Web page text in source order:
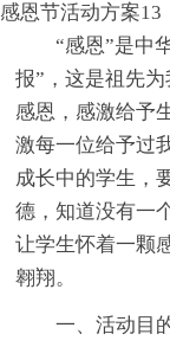
感恩节活动方案13
“感恩”是中
报”，这是祖先
感恩，感激给予
激每一位给予过
成长中的学生，
德，知道没有一
让学生怀着一颗
翱翔。
一、活动目